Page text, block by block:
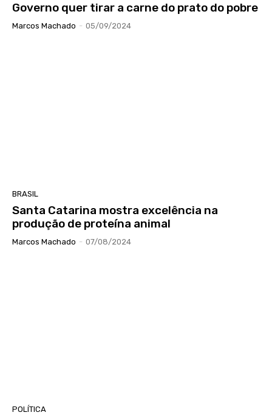
Governo quer tirar a carne do prato do pobre
Marcos Machado - 05/09/2024
BRASIL
Santa Catarina mostra excelência na
produção de proteína animal
Marcos Machado - 07/08/2024
POLÍTICA